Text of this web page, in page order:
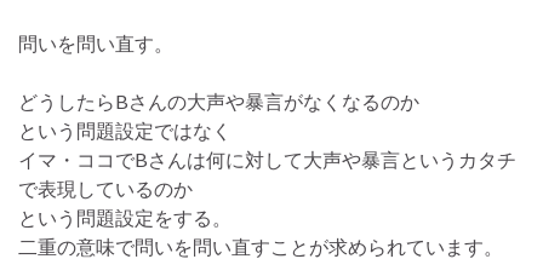
問いを問い直す。
どうしたらBさんの大声や暴言がなくなるのか
という問題設定ではなく
イマ・ココでBさんは何に対して大声や暴言というカタチ
で表現しているのか
という問題設定をする。
二重の意味で問いを問い直すことが求められています。